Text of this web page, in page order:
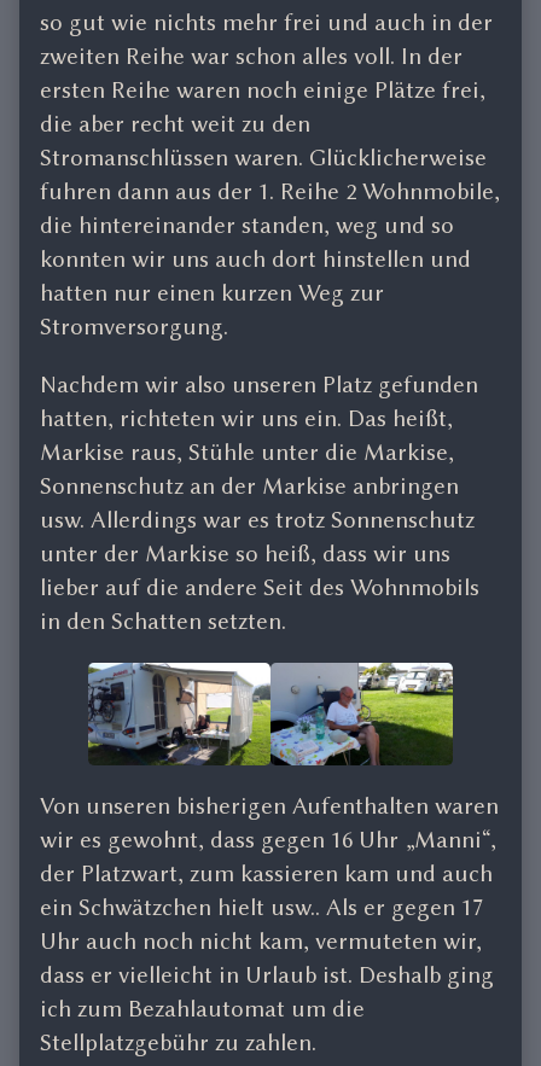
so gut wie nichts mehr frei und auch in der
zweiten Reihe war schon alles voll. In der
ersten Reihe waren noch einige Plätze frei,
die aber recht weit zu den
Stromanschlüssen waren. Glücklicherweise
fuhren dann aus der 1. Reihe 2 Wohnmobile,
die hintereinander standen, weg und so
konnten wir uns auch dort hinstellen und
hatten nur einen kurzen Weg zur
Stromversorgung.
Nachdem wir also unseren Platz gefunden
hatten, richteten wir uns ein. Das heißt,
Markise raus, Stühle unter die Markise,
Sonnenschutz an der Markise anbringen
usw. Allerdings war es trotz Sonnenschutz
unter der Markise so heiß, dass wir uns
lieber auf die andere Seit des Wohnmobils
in den Schatten setzten.
Von unseren bisherigen Aufenthalten waren
wir es gewohnt, dass gegen 16 Uhr „Manni“,
der Platzwart, zum kassieren kam und auch
ein Schwätzchen hielt usw.. Als er gegen 17
Uhr auch noch nicht kam, vermuteten wir,
dass er vielleicht in Urlaub ist. Deshalb ging
ich zum Bezahlautomat um die
Stellplatzgebühr zu zahlen.